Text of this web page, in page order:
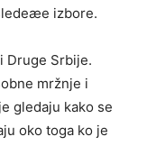
izbore.
Druge Srbije.
mržnje i
gledaju kako se
oko toga ko je